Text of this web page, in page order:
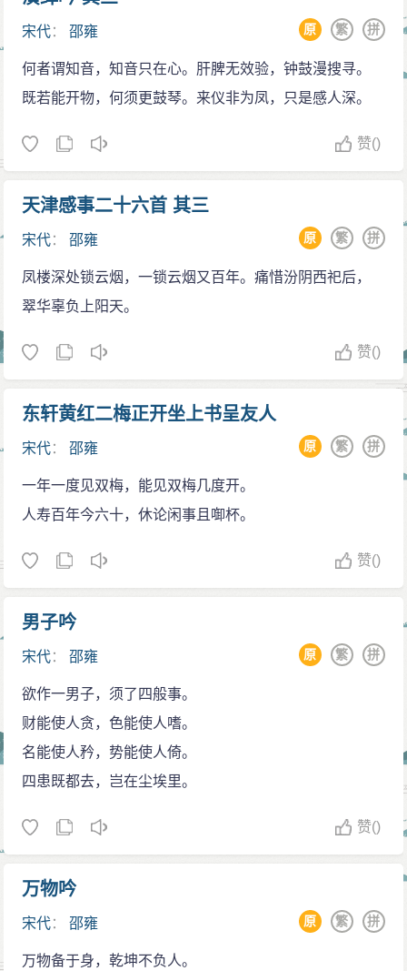
来到了。”从来没有人直呼他姓名的。有时邵雍在他们家
造邵雍“安乐窝”的样式建了新的别苑，等候邵雍的光临，
并取名叫“行窝”。
德感世人
仰慕。父亲训斥儿子，哥哥教育弟弟时往往说：“你做不
书的士子到洛阳，即使不去拜访官府，必会去邵雍住处
拜望。邵雍德行甚为纯正，来拜访的人一望就知邵先生
之贤良，但邵雍自己却从来不表露自己，也不提防别人
教。邵雍待人不分贵贱，都是一样的诚恳。所以，贤良
的人喜欢他的德行，不贤良的人也被他感化了。一时间
洛阳人才辈出，忠厚之风闻天下。
熙宁三年（1070年），宋神宗全面推广新法，官吏
开。邵雍居住在州县的门生旧友都带着书信造访邵雍，
严，能尽自己为官之力对百姓宽厚一分，那百姓就会受
到一分恩赐。弃官对百姓又有什么好处呢？”
隐而不仕
宋仁宗嘉佑时，皇帝下诏求散失的贤才，西京留守
王拱辰把邵雍上荐应诏，任命他为将作监主簿，下诏再
推举有杰出才能的人，补任颍州团练推官，都坚决推辞
病卒简葬
些知名人士早晚在他跟前守候照料，将死去时，大家在
外厅共同商议他的丧葬事宜，邵雍都可以听到那些商议
的话语，就召唤他儿子邵伯温到跟前交代说：“诸君欲葬
宋代：邵雍 拼
繁
原
何者谓知音，知音只在心。肝脾无效验，钟鼓漫搜寻。
既若能开物，何须更鼓琴。来仪非为凤，只是感人深。
赞()
天津感事二十六首 其三
宋代：邵雍 拼
繁
原
凤楼深处锁云烟，一锁云烟又百年。痛惜汾阴西祀后，
翠华辜负上阳天。
赞()
东轩黄红二梅正开坐上书呈友人
宋代：邵雍 拼
繁
原
一年一度见双梅，能见双梅几度开。
人寿百年今六十，休论闲事且啣杯。
赞()
男子吟
宋代：邵雍 拼
繁
原
欲作一男子，须了四般事。
财能使人贪，色能使人嗜。
名能使人矜，势能使人倚。
四患既都去，岂在尘埃里。
赞()
万物吟
宋代：邵雍 拼
繁
原
万物备于身，乾坤不负人。